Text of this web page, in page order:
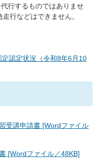
行するものではありませ
行などはできません。
認定状況（令和8年6月10
受講申請書 [Wordファイル
[Wordファイル／48KB]